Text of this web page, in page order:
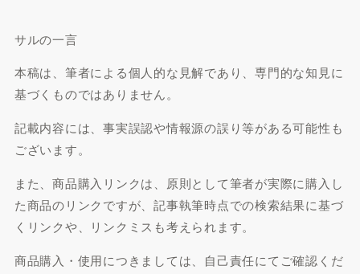
サルの一言
本稿は、筆者による個人的な見解であり、専門的な知見に
基づくものではありません。
記載内容には、事実誤認や情報源の誤り等がある可能性も
ございます。
また、商品購入リンクは、原則として筆者が実際に購入し
た商品のリンクですが、記事執筆時点での検索結果に基づ
くリンクや、リンクミスも考えられます。
商品購入・使用につきましては、自己責任にてご確認くだ